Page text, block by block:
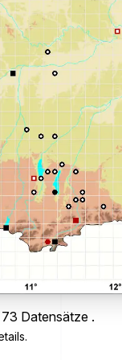
Datensätze .